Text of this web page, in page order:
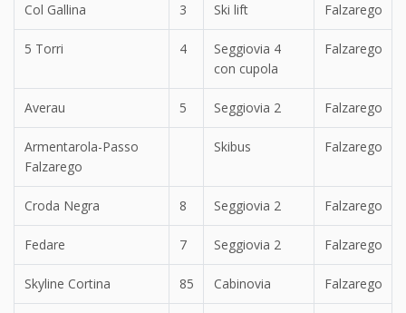
Col Gallina 3 Ski lift Falzarego
5 Torri 4
Seggiovia 4
con cupola
Falzarego
Averau 5 Seggiovia 2 Falzarego
Armentarola-Passo
Falzarego
Skibus Falzarego
Croda Negra 8 Seggiovia 2 Falzarego
Fedare 7 Seggiovia 2 Falzarego
Skyline Cortina 85 Cabinovia Falzarego